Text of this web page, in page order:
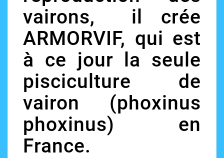
vairons, il crée
ARMORVIF, qui est
à ce jour la seule
pisciculture de
vairon (phoxinus
phoxinus) en
France.